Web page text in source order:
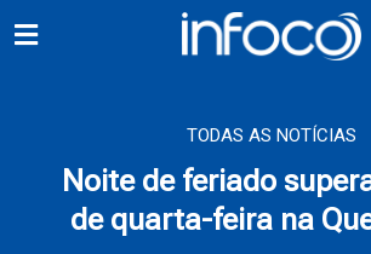
para
TODAS AS NOTÍCIAS
Noite de feriado
de quarta-feira na